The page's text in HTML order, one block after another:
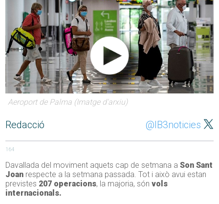
Aeroport de Palma (Imatge d'arxiu)
Redacció @IB3noticies
164
Davallada del moviment aquets cap de setmana a Son Sant
Joan respecte a la setmana passada. Tot i això avui estan
previstes 207 operacions, la majoria, sónvols
internacionals.